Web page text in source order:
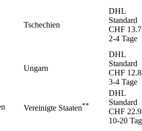
Tschechien
DHL
Standard
CHF
2-4 Tage
Ungarn
DHL
Standard
CHF
3-4 Tage
Vereinigte Staaten**
DHL
Standard
CHF
10-20